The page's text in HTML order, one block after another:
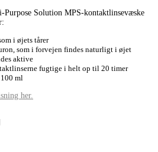
Solution MPS-kontaktlinsevæske
i øjets tårer
som i forvejen findes naturligt i øjet
aktive
fugtige i helt op til 20 timer
ml
her.